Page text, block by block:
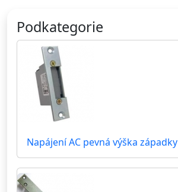
Podkategorie
Napájení AC pevná výška západky